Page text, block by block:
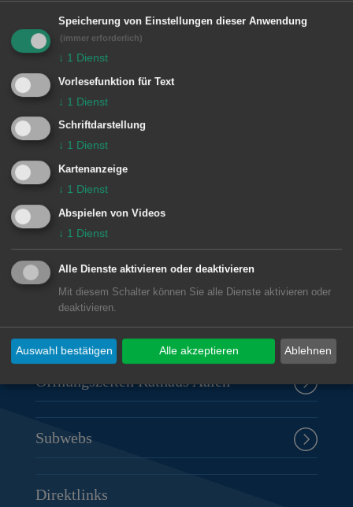
Er wird zu einem späteren Termin
nachgeholt.
© Stadt Aalen, 01.06.2015
Unsere Anschrift
Rathaus Aalen
Marktplatz 30
73430 Aalen
Öffnungszeiten Rathaus Aalen
Subwebs
Direktlinks
Speicherung von Einstellungen dieser Anwendung
(immer erforderlich)
↓ 1 Dienst
Vorlesefunktion für Text
↓ 1 Dienst
Schriftdarstellung
↓ 1 Dienst
Kartenanzeige
↓ 1 Dienst
Abspielen von Videos
↓ 1 Dienst
Alle Dienste aktivieren oder deaktivieren
Mit diesem Schalter können Sie alle Dienste aktivieren oder
deaktivieren.
Ablehnen
Auswahl bestätigen Alle akzeptieren